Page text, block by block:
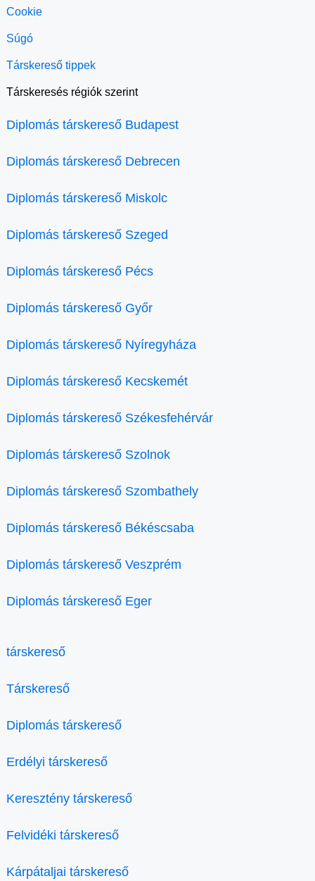
Cookie
Súgó
Társkereső tippek
Társkeresés régiók szerint
Diplomás társkereső Budapest
Diplomás társkereső Debrecen
Diplomás társkereső Miskolc
Diplomás társkereső Szeged
Diplomás társkereső Pécs
Diplomás társkereső Győr
Diplomás társkereső Nyíregyháza
Diplomás társkereső Kecskemét
Diplomás társkereső Székesfehérvár
Diplomás társkereső Szolnok
Diplomás társkereső Szombathely
Diplomás társkereső Békéscsaba
Diplomás társkereső Veszprém
Diplomás társkereső Eger
társkereső
Társkereső
Diplomás társkereső
Erdélyi társkereső
Keresztény társkereső
Felvidéki társkereső
Kárpátaljai társkereső